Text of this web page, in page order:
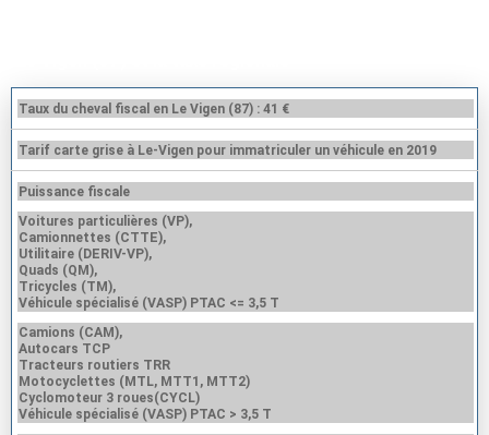
Taux du cheval fiscal en Le Vigen (87) : 41 €
Tarif carte grise à Le-Vigen pour immatriculer un véhicule en 2019
Puissance fiscale
Voitures particulières (VP),
Camionnettes (CTTE),
Utilitaire (DERIV-VP),
Quads (QM),
Tricycles (TM),
Véhicule spécialisé (VASP) PTAC <= 3,5 T
Camions (CAM),
Autocars TCP
Tracteurs routiers TRR
Motocyclettes (MTL, MTT1, MTT2)
Cyclomoteur 3 roues(CYCL)
Véhicule spécialisé (VASP) PTAC > 3,5 T